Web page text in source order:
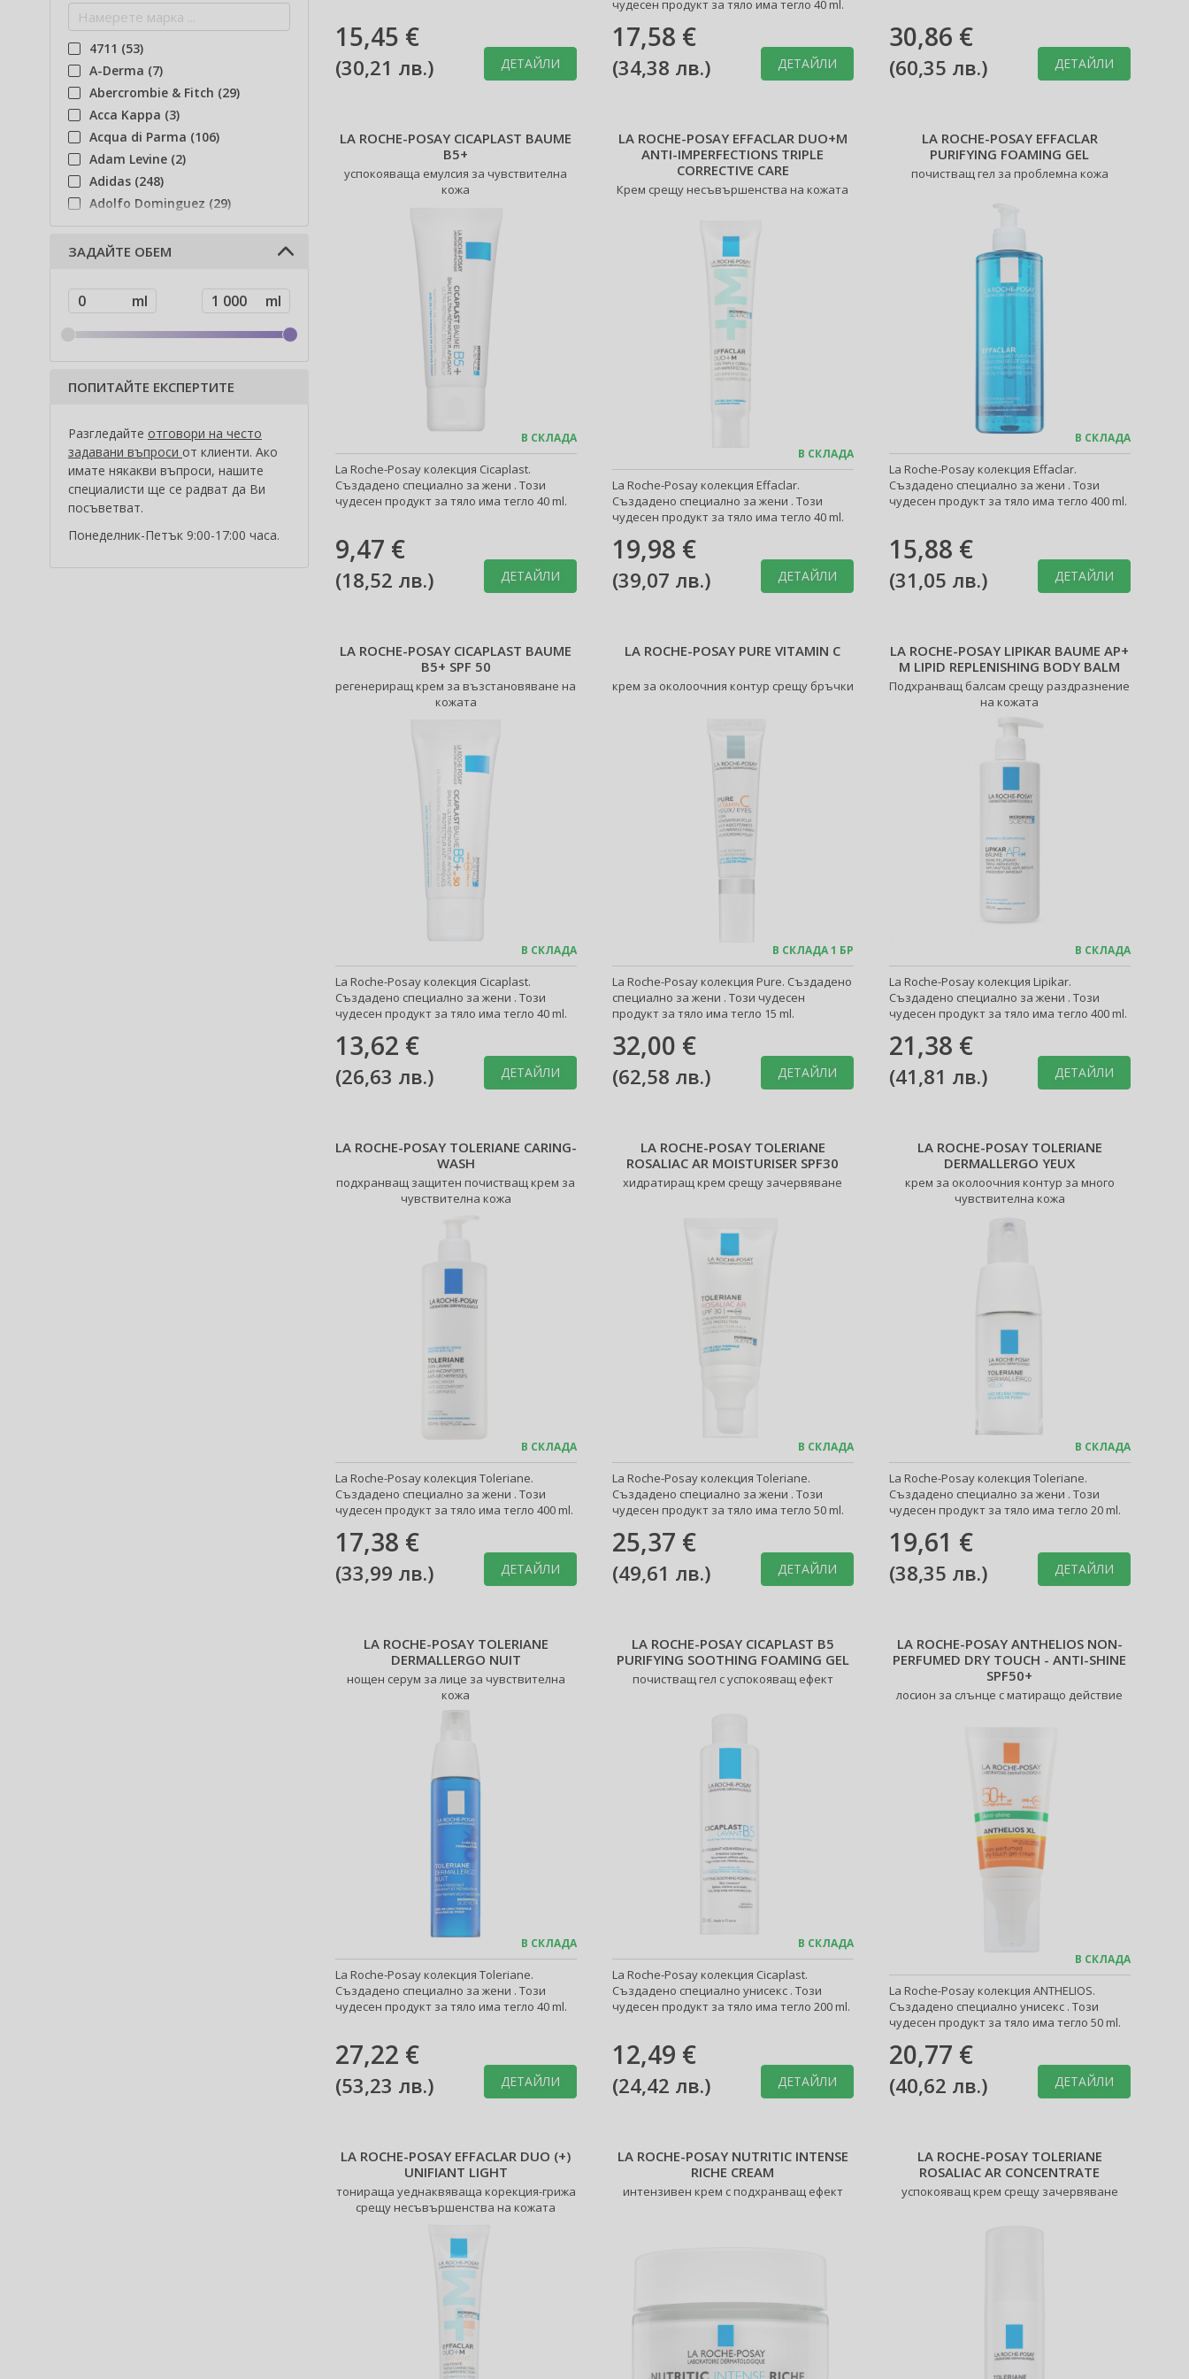
15,45 €
(30,21 лв.) ДЕТАЙЛИ
чудесен продукт за тяло има тегло 40 ml.
17,58 €
(34,38 лв.) ДЕТАЙЛИ
30,86 €
(60,35 лв.) ДЕТАЙЛИ
LA ROCHE-POSAY CICAPLAST BAUME
B5+
успокояваща емулсия за чувствителна
кожа
В СКЛАДА
La Roche-Posay колекция Cicaplast.
Създадено специално за жени . Този
чудесен продукт за тяло има тегло 40 ml.
9,47 €
(18,52 лв.) ДЕТАЙЛИ
LA ROCHE-POSAY EFFACLAR DUO+M
ANTI-IMPERFECTIONS TRIPLE
CORRECTIVE CARE
Крем срещу несъвършенства на кожата
В СКЛАДА
La Roche-Posay колекция Effaclar.
Създадено специално за жени . Този
чудесен продукт за тяло има тегло 40 ml.
19,98 €
(39,07 лв.) ДЕТАЙЛИ
LA ROCHE-POSAY EFFACLAR
PURIFYING FOAMING GEL
почистващ гел за проблемна кожа
В СКЛАДА
La Roche-Posay колекция Effaclar.
Създадено специално за жени . Този
чудесен продукт за тяло има тегло 400 ml.
15,88 €
(31,05 лв.) ДЕТАЙЛИ
LA ROCHE-POSAY CICAPLAST BAUME
B5+ SPF 50
регенериращ крем за възстановяване на
кожата
В СКЛАДА
La Roche-Posay колекция Cicaplast.
Създадено специално за жени . Този
чудесен продукт за тяло има тегло 40 ml.
13,62 €
(26,63 лв.) ДЕТАЙЛИ
LA ROCHE-POSAY PURE VITAMIN C
крем за околоочния контур срещу бръчки
В СКЛАДА 1 БР
La Roche-Posay колекция Pure. Създадено
специално за жени . Този чудесен
продукт за тяло има тегло 15 ml.
32,00 €
(62,58 лв.) ДЕТАЙЛИ
LA ROCHE-POSAY LIPIKAR BAUME AP+
M LIPID REPLENISHING BODY BALM
Подхранващ балсам срещу раздразнение
на кожата
В СКЛАДА
La Roche-Posay колекция Lipikar.
Създадено специално за жени . Този
чудесен продукт за тяло има тегло 400 ml.
21,38 €
(41,81 лв.) ДЕТАЙЛИ
LA ROCHE-POSAY TOLERIANE CARING-
WASH
подхранващ защитен почистващ крем за
чувствителна кожа
В СКЛАДА
La Roche-Posay колекция Toleriane.
Създадено специално за жени . Този
чудесен продукт за тяло има тегло 400 ml.
17,38 €
(33,99 лв.) ДЕТАЙЛИ
LA ROCHE-POSAY TOLERIANE
ROSALIAC AR MOISTURISER SPF30
хидратиращ крем срещу зачервяване
В СКЛАДА
La Roche-Posay колекция Toleriane.
Създадено специално за жени . Този
чудесен продукт за тяло има тегло 50 ml.
25,37 €
(49,61 лв.) ДЕТАЙЛИ
LA ROCHE-POSAY TOLERIANE
DERMALLERGO YEUX
крем за околоочния контур за много
чувствителна кожа
В СКЛАДА
La Roche-Posay колекция Toleriane.
Създадено специално за жени . Този
чудесен продукт за тяло има тегло 20 ml.
19,61 €
(38,35 лв.) ДЕТАЙЛИ
LA ROCHE-POSAY TOLERIANE
DERMALLERGO NUIT
нощен серум за лице за чувствителна
кожа
В СКЛАДА
La Roche-Posay колекция Toleriane.
Създадено специално за жени . Този
чудесен продукт за тяло има тегло 40 ml.
27,22 €
(53,23 лв.) ДЕТАЙЛИ
LA ROCHE-POSAY CICAPLAST B5
PURIFYING SOOTHING FOAMING GEL
почистващ гел с успокояващ ефект
В СКЛАДА
La Roche-Posay колекция Cicaplast.
Създадено специално унисекс . Този
чудесен продукт за тяло има тегло 200 ml.
12,49 €
(24,42 лв.) ДЕТАЙЛИ
LA ROCHE-POSAY ANTHELIOS NON-
PERFUMED DRY TOUCH - ANTI-SHINE
SPF50+
лосион за слънце с матиращо действие
В СКЛАДА
La Roche-Posay колекция ANTHELIOS.
Създадено специално унисекс . Този
чудесен продукт за тяло има тегло 50 ml.
20,77 €
(40,62 лв.) ДЕТАЙЛИ
LA ROCHE-POSAY EFFACLAR DUO (+)
UNIFIANT LIGHT
тонираща уеднаквяваща корекция-грижа
срещу несъвършенства на кожата
LA ROCHE-POSAY NUTRITIC INTENSE
RICHE CREAM
интензивен крем с подхранващ ефект
LA ROCHE-POSAY TOLERIANE
ROSALIAC AR CONCENTRATE
успокояващ крем срещу зачервяване
4711 (53)
A-Derma (7)
Abercrombie & Fitch (29)
Acca Kappa (3)
Acqua di Parma (106)
Adam Levine (2)
Adidas (248)
Adolfo Dominguez (29)
Adyan (81)
Affinage (1)
Agent Provocateur (13)
Ahava (49)
Aigner (43)
Ajmal (87)
Al Haramain (202)
Alberta Ferretti (1)
Alcina (156)
Alexander McQueen (2)
Alexandre.J (34)
Alfaparf Milano (175)
Alfred Sung (7)
ЗАДАЙТЕ ОБЕМ
ПОПИТАЙТЕ ЕКСПЕРТИТЕ
Разгледайте отговори на често
задавани въпроси от клиенти. Ако
имате някакви въпроси, нашите
специалисти ще се радват да Ви
посъветват.
Понеделник-Петък 9:00-17:00 часа.